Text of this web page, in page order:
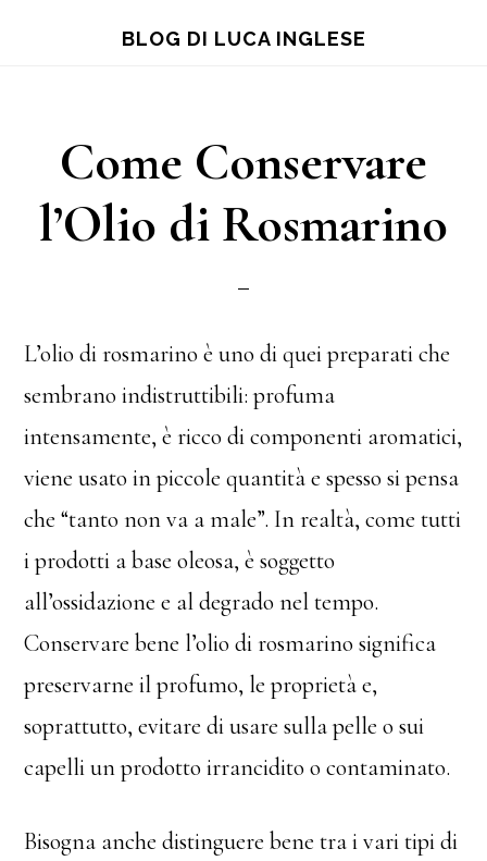
content
sidebar
BLOG DI LUCA INGLESE
Come Conservare
l’Olio di Rosmarino
L’olio di rosmarino è uno di quei preparati che
sembrano indistruttibili: profuma
intensamente, è ricco di componenti aromatici,
viene usato in piccole quantità e spesso si pensa
che “tanto non va a male”. In realtà, come tutti
i prodotti a base oleosa, è soggetto
all’ossidazione e al degrado nel tempo.
Conservare bene l’olio di rosmarino significa
preservarne il profumo, le proprietà e,
soprattutto, evitare di usare sulla pelle o sui
capelli un prodotto irrancidito o contaminato.
Bisogna anche distinguere bene tra i vari tipi di